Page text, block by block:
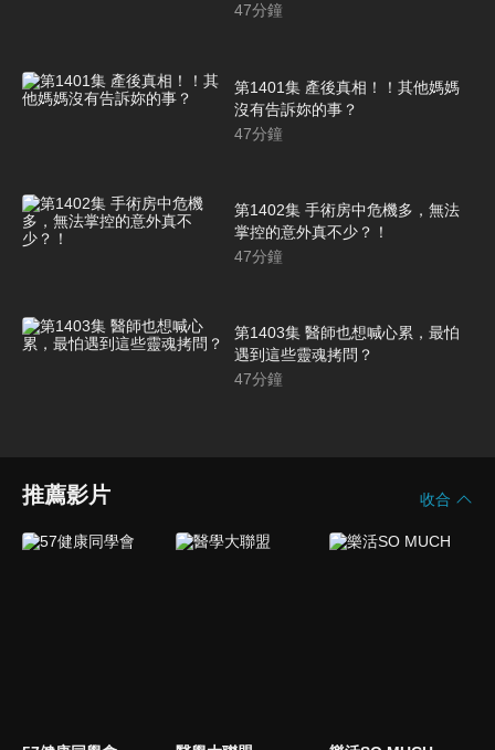
47分鐘
第1401集 產後真相！！其他媽媽
沒有告訴妳的事？
47分鐘
第1402集 手術房中危機多，無法
掌控的意外真不少？！
47分鐘
第1403集 醫師也想喊心累，最怕
遇到這些靈魂拷問？
47分鐘
推薦影片 收合